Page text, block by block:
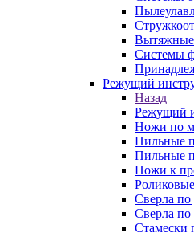
Вытяжные
Системы
Режущий
Назад
Режущий
Ножи по
Пильные
Пильные
Ножи к
Сверла по
Сверла по
Стамески